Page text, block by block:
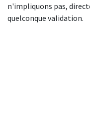
n'impliquons pas,
quelconque validation.